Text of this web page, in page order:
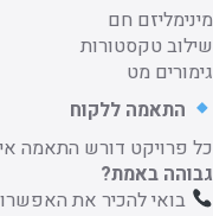
מינימליזם חם
שילוב טקסטורות
גימורים מט
התאמה ללקוח
כל פרויקט דורש התאמה
גבוהה באמת?
בואי להכיר את